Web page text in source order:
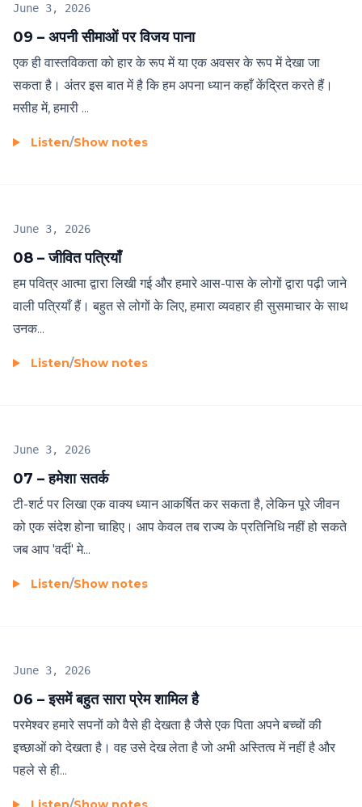
09 – अपनी सीमाओं पर विजय पाना
June 3, 2026
एक ही वास्तविकता को हार के रूप में या एक अवसर के रूप में देखा जा
सकता है। अंतर इस बात में है कि हम अपना ध्यान कहाँ केंद्रित करते हैं।
मसीह में, हमारी ...
Listen/Show notes
08 – जीवित पत्रियाँ
June 3, 2026
हम पवित्र आत्मा द्वारा लिखी गई और हमारे आस-पास के लोगों द्वारा पढ़ी जाने
वाली पत्रियाँ हैं। बहुत से लोगों के लिए, हमारा व्यवहार ही सुसमाचार के साथ
उनक...
Listen/Show notes
07 – हमेशा सतर्क
June 3, 2026
टी-शर्ट पर लिखा एक वाक्य ध्यान आकर्षित कर सकता है, लेकिन पूरे जीवन
को एक संदेश होना चाहिए। आप केवल तब राज्य के प्रतिनिधि नहीं हो सकते
जब आप 'वर्दी' मे...
Listen/Show notes
06 – इसमें बहुत सारा प्रेम शामिल है
June 3, 2026
परमेश्वर हमारे सपनों को वैसे ही देखता है जैसे एक पिता अपने बच्चों की
इच्छाओं को देखता है। वह उसे देख लेता है जो अभी अस्तित्व में नहीं है और
पहले से ही...